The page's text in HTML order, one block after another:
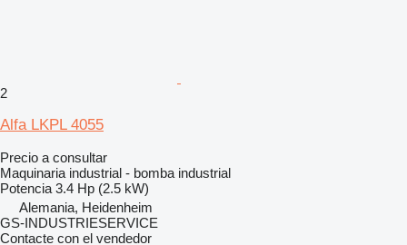
2
Alfa LKPL 4055
Precio a consultar
Maquinaria industrial - bomba industrial
Potencia 3.4 Hp (2.5 kW)
Alemania, Heidenheim
GS-INDUSTRIESERVICE
Contacte con el vendedor